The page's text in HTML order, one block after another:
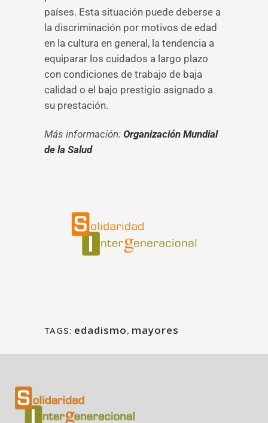
países. Esta situación puede deberse a
la discriminación por motivos de edad
en la cultura en general, la tendencia a
equiparar los cuidados a largo plazo
con condiciones de trabajo de baja
calidad o el bajo prestigio asignado a
su prestación.
Más información: Organización Mundial
de la Salud
TAGS: edadismo, mayores